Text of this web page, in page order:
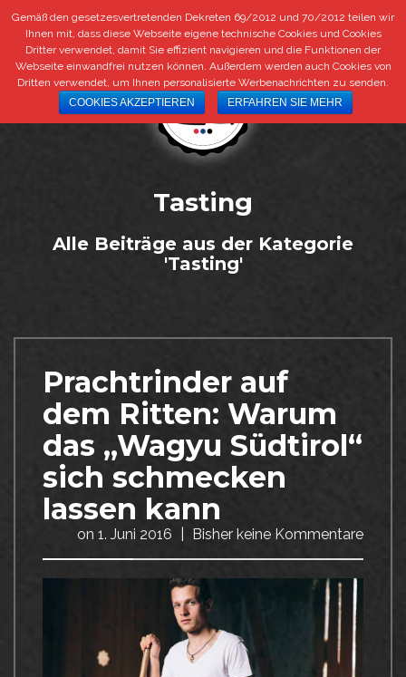
+39 0473 292 292 | info@bestbeef.it DE IT
Tasting
Alle Beiträge aus der Kategorie
'Tasting'
Prachtrinder auf
dem Ritten: Warum
das „Wagyu Südtirol“
sich schmecken
lassen kann
on 1. Juni 2016 Bisher keine Kommentare
Gemäß den gesetzesvertretenden Dekreten 69/2012 und 70/2012 teilen wir
Ihnen mit, dass diese Webseite eigene technische Cookies und Cookies
Dritter verwendet, damit Sie effizient navigieren und die Funktionen der
Webseite einwandfrei nutzen können. Außerdem werden auch Cookies von
Dritten verwendet, um Ihnen personalisierte Werbenachrichten zu senden.
COOKIES AKZEPTIEREN
ERFAHREN SIE MEHR